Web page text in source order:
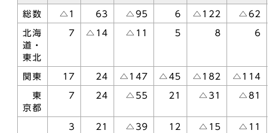
総数 △1 63 △95 6 △122 △62
北海
道・
東北
7 △14 △11 5 8 6
関東 17 24 △147 △45 △182 △114
東
京都
7 24 △55 21 △31 △81
3 21 △39 12 △15 △11